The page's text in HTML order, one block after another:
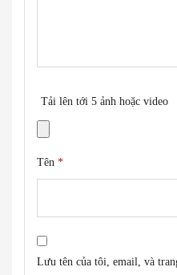
Tải lên tới 5 ảnh hoặc video
Tên *
Lưu tên của tôi, email, và